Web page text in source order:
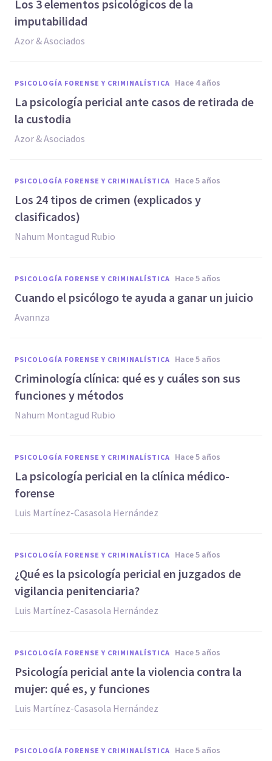
Los 3 elementos psicológicos de la
imputabilidad
Azor & Asociados
PSICOLOGÍA FORENSE Y CRIMINALÍSTICA hace 4 años
La psicología pericial ante casos de retirada de
la custodia
Azor & Asociados
PSICOLOGÍA FORENSE Y CRIMINALÍSTICA hace 5 años
Los 24 tipos de crimen (explicados y
clasificados)
Nahum Montagud Rubio
PSICOLOGÍA FORENSE Y CRIMINALÍSTICA hace 5 años
Cuando el psicólogo te ayuda a ganar un juicio
Avannza
PSICOLOGÍA FORENSE Y CRIMINALÍSTICA hace 5 años
Criminología clínica: qué es y cuáles son sus
funciones y métodos
Nahum Montagud Rubio
PSICOLOGÍA FORENSE Y CRIMINALÍSTICA hace 5 años
La psicología pericial en la clínica médico-
forense
Luis Martínez-Casasola Hernández
PSICOLOGÍA FORENSE Y CRIMINALÍSTICA hace 5 años
¿Qué es la psicología pericial en juzgados de
vigilancia penitenciaria?
Luis Martínez-Casasola Hernández
PSICOLOGÍA FORENSE Y CRIMINALÍSTICA hace 5 años
Psicología pericial ante la violencia contra la
mujer: qué es, y funciones
Luis Martínez-Casasola Hernández
PSICOLOGÍA FORENSE Y CRIMINALÍSTICA hace 5 años